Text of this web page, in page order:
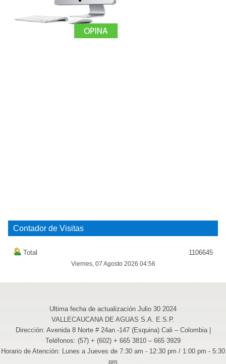
Contador de Visitas
Total 1106645
Viernes, 07 Agosto 2026 04:56
Ultima fecha de actualización Julio 30 2024
VALLECAUCANA DE AGUAS S.A. E.S.P.
Dirección: Avenida 8 Norte # 24an -147 (Esquina) Cali – Colombia |
Teléfonos: (57) + (602) + 665 3810 – 665 3929
Horario de Atención: Lunes a Jueves de 7:30 am - 12:30 pm / 1:00 pm - 5:30
pm